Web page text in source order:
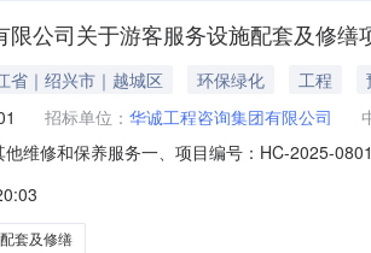
限公司关于游客服务设施配套及修缮
省｜绍兴市｜越城区 环保绿化 工程
招标单位： 华诚工程咨询集团有限公司
维修和保养服务一、项目编号：HC-2025-
服务时间服务标准1游客服务设施配套及修缮
购人员）名
套及修缮